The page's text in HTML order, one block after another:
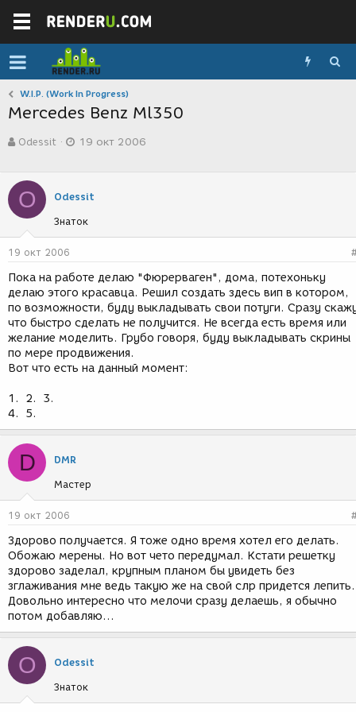
W.I.P. (Work In Progress)
Mercedes Benz Ml350
в
р
т
е
ы
Odessit
а
о
з
и
я
19 окт 2006
O Odessit
Знаток
19 окт 2006
Пока на работе делаю "Фюрерваген", дома, потехоньку
делаю этого красавца. Решил создать здесь вип в котором,
по возможности, буду выкладывать свои потуги. Сразу
что быстро сделать не получится. Не всегда есть время или
желание моделить. Грубо говоря, буду выкладывать скрины
по мере продвижения.
Вот что есть на данный момент:
1. 2.
3.
4.
5.
D DMR
Мастер
19 окт 2006
Здорово получается. Я тоже одно время хотел его делать.
Обожаю мерены. Но вот чето передумал. Кстати решетку
здорово заделал, крупным планом бы увидеть без
зглаживания мне ведь такую же на свой слр придется
Довольно интересно что мелочи сразу делаешь, я обычно
потом добавляю...
O Odessit
Знаток